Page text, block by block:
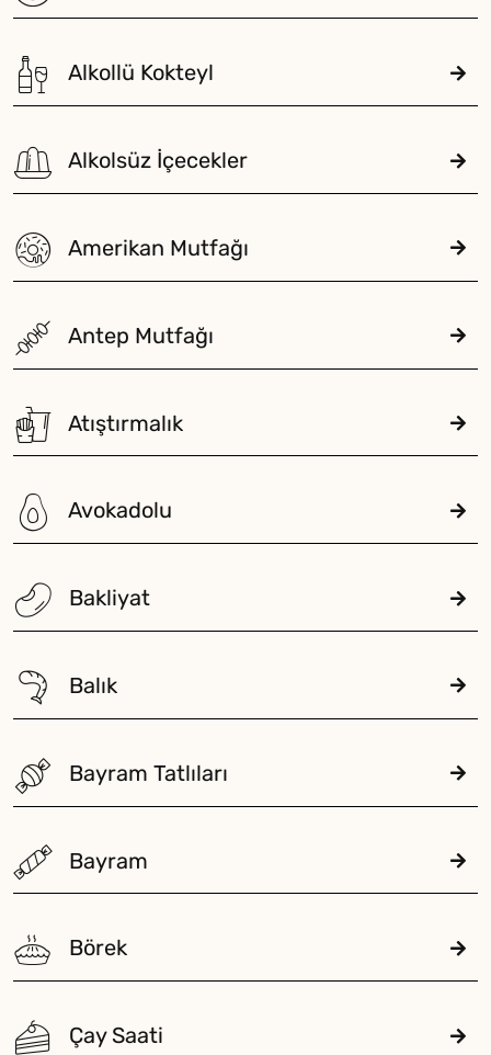
Alkollü Kokteyl
Alkolsüz İçecekler
Amerikan Mutfağı
Antep Mutfağı
Atıştırmalık
Avokadolu
Bakliyat
Balık
Bayram Tatlıları
Bayram
Börek
Çay Saati